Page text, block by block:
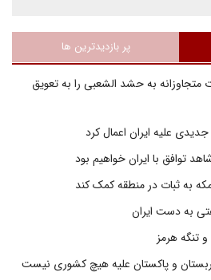
پر بازدیدترین ها
به حشد الشعبی را به تعویق
علیه ایران اعمال کرد
توافق با ایران خواهیم بود
به ثبات در منطقه کمک کند
تنگه هرمز
و پاکستان علیه هیچ کشوری نیست